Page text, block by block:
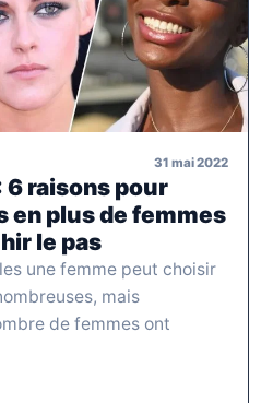
31 mai 2022
6 raisons pour
en plus de femmes
le pas
une femme peut choisir
mais
de femmes ont